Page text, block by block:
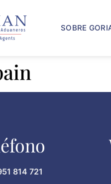
SOBRE
814 721